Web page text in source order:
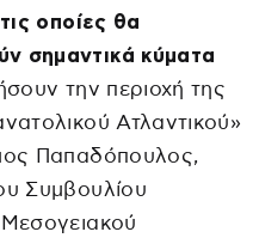
οποίες θα
σημαντικά κύματα
την περιοχή της
Ατλαντικού»
Παπαδόπουλος,
Συμβουλίου